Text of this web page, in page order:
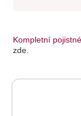
Kompletní
zde.